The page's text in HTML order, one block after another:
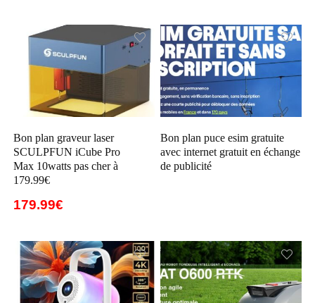
Bon plan graveur laser
SCULPFUN iCube Pro
Max 10watts pas cher à
179.99€
179.99€
Bon plan puce esim gratuite
avec internet gratuit en échange
de publicité